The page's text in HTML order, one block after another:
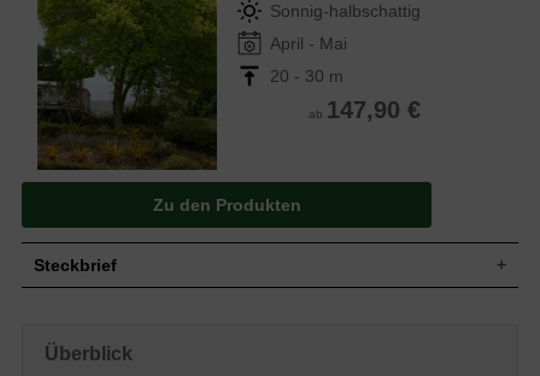
Sonnig-halbschattig
April - Mai
20 - 30 m
ab 147,90 €
Zu den Produkten
Steckbrief
Überblick